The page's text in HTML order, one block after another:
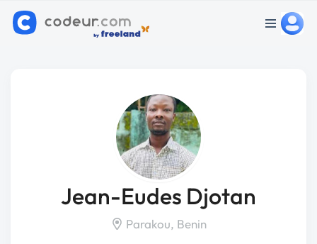
Jean-Eudes Djotan
Parakou, Benin